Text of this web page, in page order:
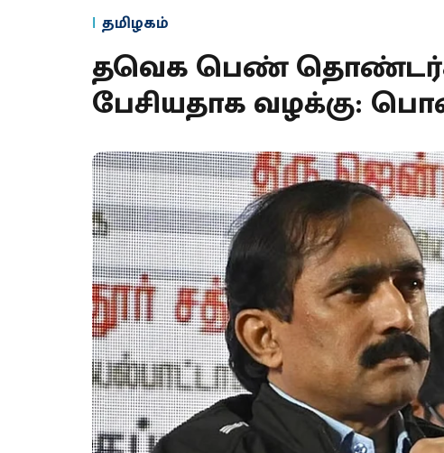
தமிழகம்
தவெக பெண்
பேசியதாக வழக்கு: